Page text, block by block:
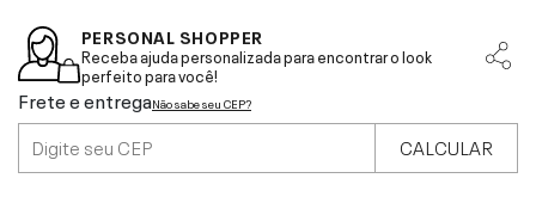
PERSONAL SHOPPER
Receba ajuda personalizada para encontrar o look
perfeito para você!
Frete e entregaNão sabe seu CEP?
CALCULAR